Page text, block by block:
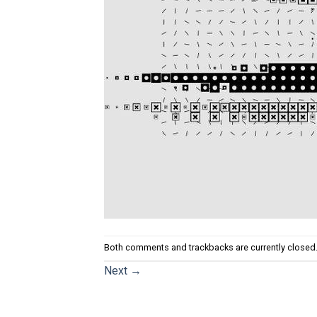
Both comments and trackbacks are currently closed.
Next →